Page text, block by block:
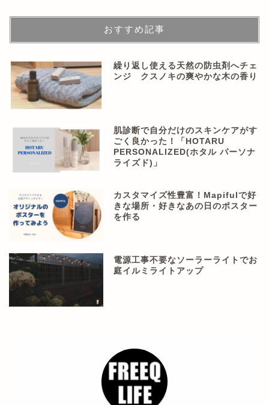
おすすめ記事
繰り返し使える天然の防虫剤へチェ
ンジ クスノキの爽やかな木の香り
肌診断で自分だけのスキンケアがす
ごく良かった！「HOTARU
PERSONALIZED(ホタル パーソナ
ライズド)」
カスタマイズ性豊富！Mapifulで好
きな場所・好きなあの日のポスター
を作る
電源工事不要なソーラーライトでお
庭イルミライトアップ